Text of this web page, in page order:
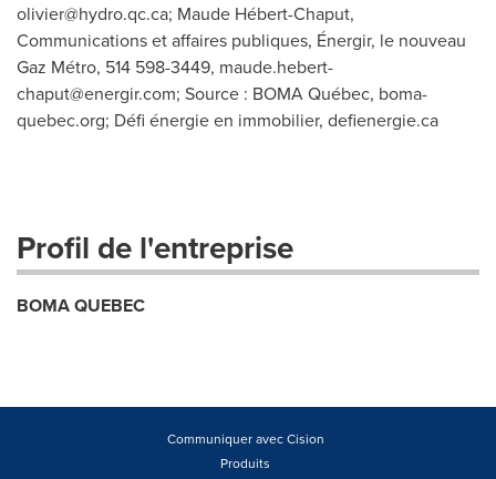
olivier@hydro.qc.ca; Maude Hébert-Chaput,
Communications et affaires publiques, Énergir, le nouveau
Gaz Métro, 514 598-3449, maude.hebert-
chaput@energir.com; Source : BOMA Québec, boma-
quebec.org; Défi énergie en immobilier, defienergie.ca
Profil de l'entreprise
BOMA QUEBEC
Communiquer avec Cision
Produits